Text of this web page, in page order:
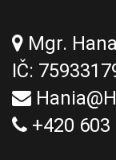
Mgr.
IČ:
+420 603